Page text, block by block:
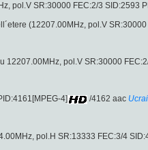
pol.V SR:30000 FEC:2/3 SID:2593
(12207.00MHz, pol.V
12207.00MHz, pol.V SR:30000
4] /4162 aac
pol.H SR:13333 FEC:3/4